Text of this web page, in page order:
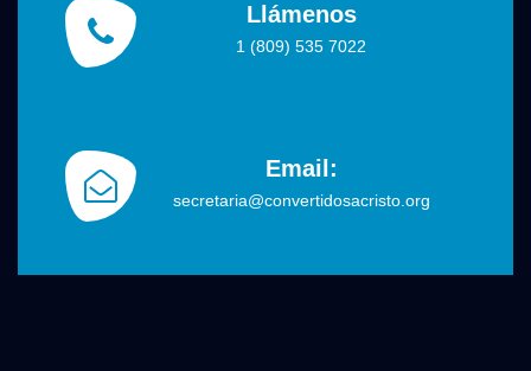
Llámenos
1 (809) 535 7022
Email:
secretaria@convertidosacristo.org